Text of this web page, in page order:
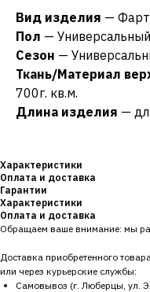
Вид изделия —
Пол — Универсальный
Сезон —
Ткань/Материал
700г. кв.м.
Длина изделия —
Характеристики
Оплата и доставка
Гарантии
Характеристики
Оплата и доставка
Обращаем ваше внимание: мы
Доставка приобретенного
или через курьерские службы:
Самовывоз (г. Люберцы, ул.